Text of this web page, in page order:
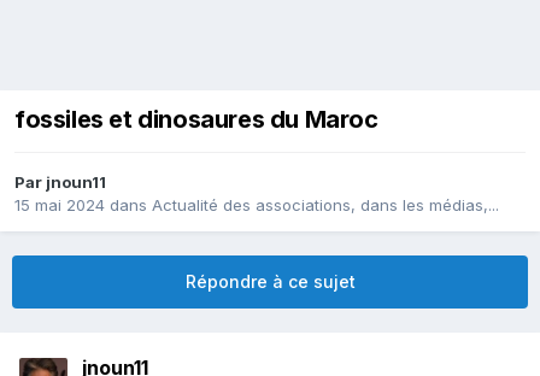
fossiles et dinosaures du Maroc
Par jnoun11
15 mai 2024 dans Actualité des associations, dans les médias,...
Répondre à ce sujet
jnoun11